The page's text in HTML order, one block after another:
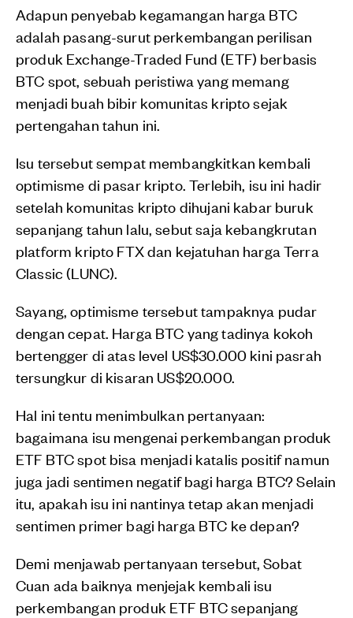
Adapun penyebab kegamangan harga BTC
adalah pasang-surut perkembangan perilisan
produk Exchange-Traded Fund (ETF) berbasis
BTC spot, sebuah peristiwa yang memang
menjadi buah bibir komunitas kripto sejak
pertengahan tahun ini.
Isu tersebut sempat membangkitkan kembali
optimisme di pasar kripto. Terlebih, isu ini hadir
setelah komunitas kripto dihujani kabar buruk
sepanjang tahun lalu, sebut saja kebangkrutan
platform kripto FTX dan kejatuhan harga Terra
Classic (LUNC).
Sayang, optimisme tersebut tampaknya pudar
dengan cepat. Harga BTC yang tadinya kokoh
bertengger di atas level US$30.000 kini pasrah
tersungkur di kisaran US$20.000.
Hal ini tentu menimbulkan pertanyaan:
bagaimana isu mengenai perkembangan produk
ETF BTC spot bisa menjadi katalis positif namun
juga jadi sentimen negatif bagi harga BTC? Selain
itu, apakah isu ini nantinya tetap akan menjadi
sentimen primer bagi harga BTC ke depan?
Demi menjawab pertanyaan tersebut, Sobat
Cuan ada baiknya menjejak kembali isu
perkembangan produk ETF BTC sepanjang